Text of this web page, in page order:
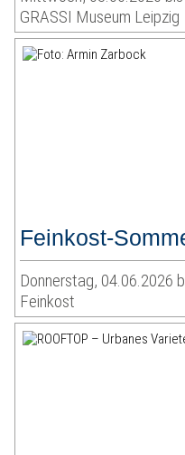
GRASSI Museum Leipzig
Feinkost-
Donnerstag, 04.06.2026
Feinkost